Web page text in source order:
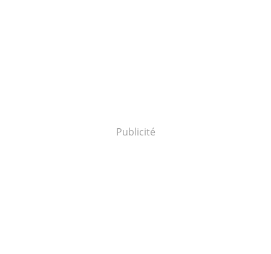
Publicité